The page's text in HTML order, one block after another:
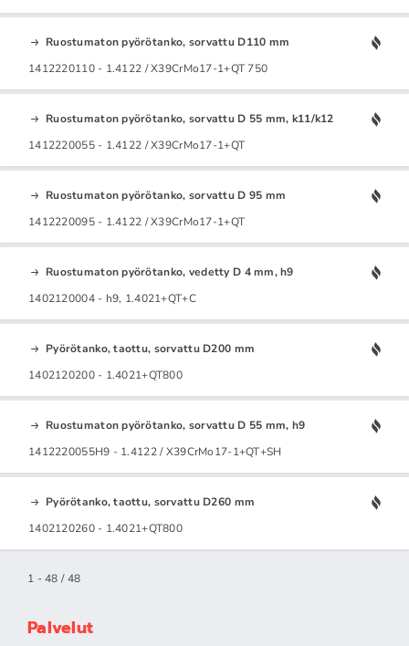
Ruostumaton pyörötanko, sorvattu D110 mm
1412220110 - 1.4122 / X39CrMo17-1+QT 750
Ruostumaton pyörötanko, sorvattu D 55 mm, k11/k12
1412220055 - 1.4122 / X39CrMo17-1+QT
Ruostumaton pyörötanko, sorvattu D 95 mm
1412220095 - 1.4122 / X39CrMo17-1+QT
Ruostumaton pyörötanko, vedetty D 4 mm, h9
1402120004 - h9, 1.4021+QT+C
Pyörötanko, taottu, sorvattu D200 mm
1402120200 - 1.4021+QT800
Ruostumaton pyörötanko, sorvattu D 55 mm, h9
1412220055H9 - 1.4122 / X39CrMo17-1+QT+SH
Pyörötanko, taottu, sorvattu D260 mm
1402120260 - 1.4021+QT800
1 - 48 / 48
Palvelut